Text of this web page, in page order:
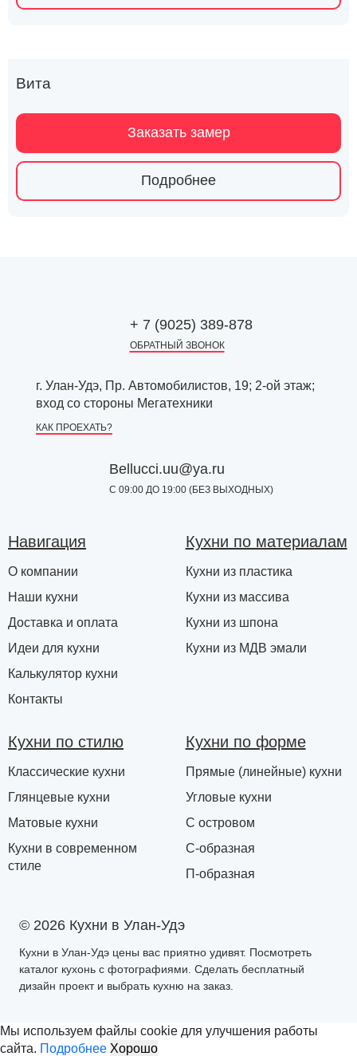
Вита
Заказать замер
Подробнее
+ 7 (9025) 389-878
ОБРАТНЫЙ ЗВОНОК
г. Улан-Удэ, Пр. Автомобилистов, 19; 2-ой этаж;
вход со стороны Мегатехники
КАК ПРОЕХАТЬ?
Bellucci.uu@ya.ru
С 09:00 ДО 19:00 (БЕЗ ВЫХОДНЫХ)
© 2026 Кухни в Улан-Удэ
Кухни в Улан-Удэ цены вас приятно удивят. Посмотреть
каталог кухонь с фотографиями. Сделать бесплатный
дизайн проект и выбрать кухню на заказ.
Навигация
О компании
Наши кухни
Доставка и оплата
Идеи для кухни
Калькулятор кухни
Контакты
Кухни по материалам
Кухни из пластика
Кухни из массива
Кухни из шпона
Кухни из МДВ эмали
Кухни по стилю
Классические кухни
Глянцевые кухни
Матовые кухни
Кухни в современном
стиле
Кухни по форме
Прямые (линейные) кухни
Угловые кухни
С островом
С-образная
П-образная
Мы используем файлы cookie для улучшения работы
сайта. Подробнее Хорошо